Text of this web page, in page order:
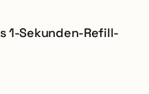
1-Sekunden-Refill-